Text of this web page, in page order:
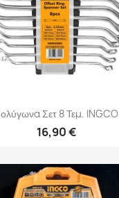
Γρήγορη προβολή
Σετ 8 Τεμ. INGCO
16,90 €